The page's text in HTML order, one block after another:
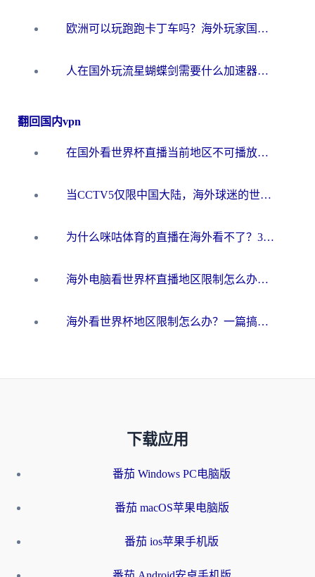
欧洲可以玩跑跑卡丁车吗？海外玩家国服游戏畅玩终极指南（附QQ炫舞剑网3解决方案）
人在国外玩流星蝴蝶剑需要什么加速器？老玩家亲测的终极解决方案
翻回国内vpn
在国外看世界杯直播当前地区不可播放？海外党必看的回国加速全攻略
当CCTV5仅限中国大陆，海外球迷的世界杯狂欢如何继续？
为什么咪咕体育的直播在海外看不了？3步解决海外看世界杯+抖音地区限制难题
海外电脑看世界杯直播地区限制怎么办？你需要一个聪明的加速器
海外看世界杯地区限制怎么办？一篇搞定咪咕视频播放+国内资源无缝访问指南
下载应用
番茄 Windows PC电脑版
番茄 macOS苹果电脑版
番茄 ios苹果手机版